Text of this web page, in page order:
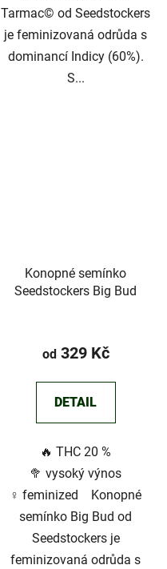
Tarmac© od Seedstockers
je feminizovaná odrůda s
dominancí Indicy (60%).
S...
Konopné semínko
Seedstockers Big Bud
od329 Kč
DETAIL
🔥 THC 20 %
🥦 vysoký výnos
♀️ feminized Konopné
semínko Big Bud od
Seedstockers je
feminizovaná odrůda s